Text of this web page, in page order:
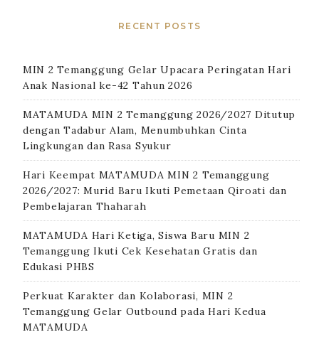
RECENT POSTS
MIN 2 Temanggung Gelar Upacara Peringatan Hari
Anak Nasional ke-42 Tahun 2026
MATAMUDA MIN 2 Temanggung 2026/2027 Ditutup
dengan Tadabur Alam, Menumbuhkan Cinta
Lingkungan dan Rasa Syukur
Hari Keempat MATAMUDA MIN 2 Temanggung
2026/2027: Murid Baru Ikuti Pemetaan Qiroati dan
Pembelajaran Thaharah
MATAMUDA Hari Ketiga, Siswa Baru MIN 2
Temanggung Ikuti Cek Kesehatan Gratis dan
Edukasi PHBS
Perkuat Karakter dan Kolaborasi, MIN 2
Temanggung Gelar Outbound pada Hari Kedua
MATAMUDA